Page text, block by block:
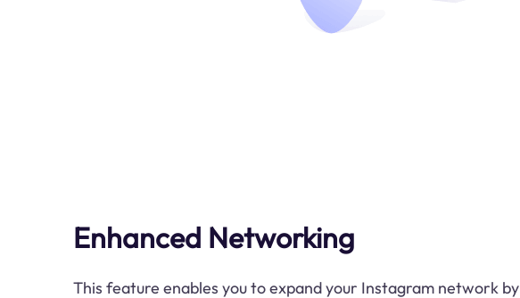
Enhanced Networking
This feature enables you to expand your Instagram network by